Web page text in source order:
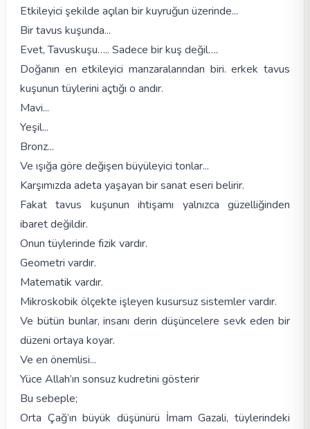
Etkileyici şekilde açılan bir kuyruğun üzerinde...
Bir tavus kuşunda...
Evet, Tavuskuşu….. Sadece bir kuş değil….
Doğanın en etkileyici manzaralarından biri. erkek tavus
kuşunun tüylerini açtığı o andır.
Mavi...
Yeşil...
Bronz...
Ve ışığa göre değişen büyüleyici tonlar...
Karşımızda adeta yaşayan bir sanat eseri belirir.
Fakat tavus kuşunun ihtişamı yalnızca güzelliğinden
ibaret değildir.
Onun tüylerinde fizik vardır.
Geometri vardır.
Matematik vardır.
Mikroskobik ölçekte işleyen kusursuz sistemler vardır.
Ve bütün bunlar, insanı derin düşüncelere sevk eden bir
düzeni ortaya koyar.
Ve en önemlisi...
Yüce Allah’ın sonsuz kudretini gösterir
Bu sebeple;
Orta Çağ’ın büyük düşünürü İmam Gazali, tüylerindeki